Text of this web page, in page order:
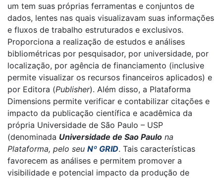
um tem suas próprias ferramentas e conjuntos de
dados, lentes nas quais visualizavam suas informações
e fluxos de trabalho estruturados e exclusivos.
Proporciona a realização de estudos e análises
bibliométricas por pesquisador, por universidade, por
localização, por agência de financiamento (inclusive
permite visualizar os recursos financeiros aplicados) e
por Editora (Publisher). Além disso, a Plataforma
Dimensions permite verificar e contabilizar citações e
impacto da publicação científica e acadêmica da
própria Universidade de São Paulo – USP
(denominada Universidade de Sao Paulo na
Plataforma, pelo seu Nº GRID. Tais características
favorecem as análises e permitem promover a
visibilidade e potencial impacto da produção de